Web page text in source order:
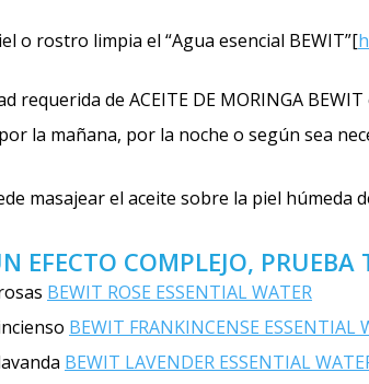
o rostro limpia el “Agua esencial BEWIT”[
requerida de ACEITE DE MORINGA
la mañana, por la noche o según sea
masajear el aceite sobre la piel húmeda
EFECTO COMPLEJO, PRUEBA
BEWIT ROSE ESSENTIAL WATER
BEWIT FRANKINCENSE ESSENTIAL
BEWIT LAVENDER ESSENTIAL